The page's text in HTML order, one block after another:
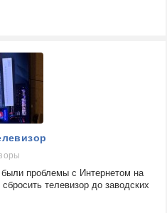
проблемы с Интернетом на
телевизор до заводских